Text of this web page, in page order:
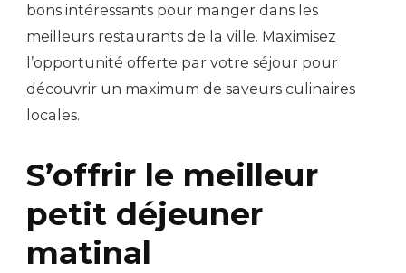
bons intéressants pour manger dans les
meilleurs restaurants de la ville. Maximisez
l’opportunité offerte par votre séjour pour
découvrir un maximum de saveurs culinaires
locales.
S’offrir le meilleur
petit déjeuner
matinal